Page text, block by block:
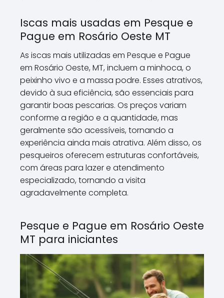
Iscas mais usadas em Pesque e
Pague em Rosário Oeste MT
As iscas mais utilizadas em Pesque e Pague
em Rosário Oeste, MT, incluem a minhoca, o
peixinho vivo e a massa podre. Esses atrativos,
devido à sua eficiência, são essenciais para
garantir boas pescarias. Os preços variam
conforme a região e a quantidade, mas
geralmente são acessíveis, tornando a
experiência ainda mais atrativa. Além disso, os
pesqueiros oferecem estruturas confortáveis,
com áreas para lazer e atendimento
especializado, tornando a visita
agradavelmente completa.
Pesque e Pague em Rosário Oeste
MT para iniciantes